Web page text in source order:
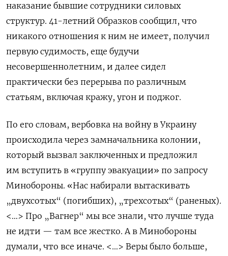
наказание бывшие сотрудники силовых
структур. 41-летний Образков сообщил, что
никакого отношения к ним не имеет, получил
первую судимость, еще будучи
несовершеннолетним, и далее сидел
практически без перерыва по различным
статьям, включая кражу, угон и поджог.
По его словам, вербовка на войну в Украину
происходила через замначальника колонии,
который вызвал заключенных и предложил
им вступить в «группу эвакуации» по запросу
Минобороны. «Нас набирали вытаскивать
„двухсотых“ (погибших), „трехсотых“ (раненых).
<…> Про „Вагнер“ мы все знали, что лучше туда
не идти — там все жестко. А в Минобороны
думали, что все иначе. <…> Веры было больше,